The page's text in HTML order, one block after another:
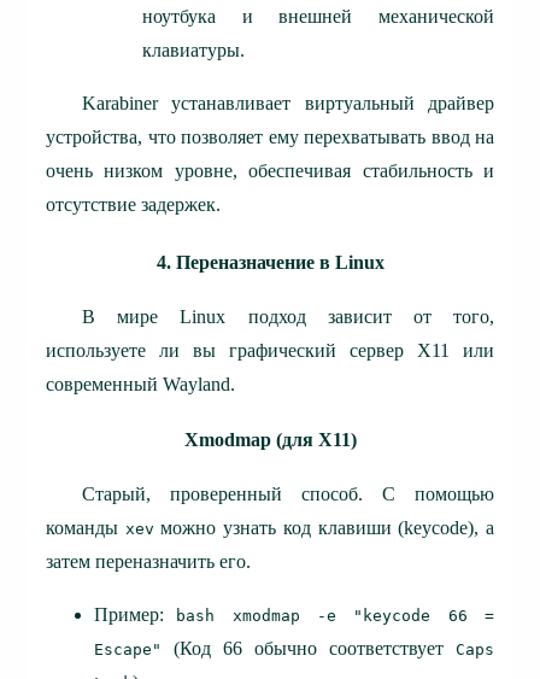
ноутбука и внешней механической
клавиатуры.
Karabiner устанавливает виртуальный драйвер
устройства, что позволяет ему перехватывать ввод на
очень низком уровне, обеспечивая стабильность и
отсутствие задержек.
4. Переназначение в Linux
В мире Linux подход зависит от того,
используете ли вы графический сервер X11 или
современный Wayland.
Xmodmap (для X11)
Старый, проверенный способ. С помощью
команды xev можно узнать код клавиши (keycode), а
затем переназначить его.
Пример:
bash xmodmap -e "keycode 66 =
Escape"
(Код 66 обычно соответствует Caps